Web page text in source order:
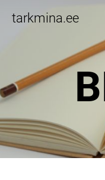
tarkmina.ee